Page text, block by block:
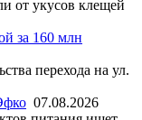
от укусов клещей
за 160 млн
перехода на ул.
07.08.2026